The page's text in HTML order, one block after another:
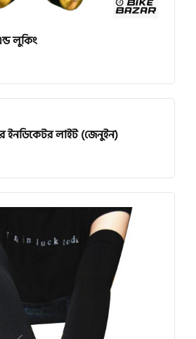
লুকিং
লাইট (জেনুইন)